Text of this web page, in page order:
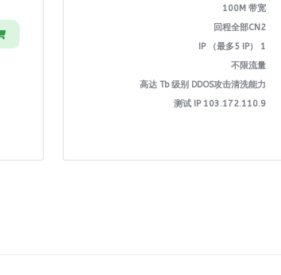
100M 带宽
回程全部CN2
1 IP （最多5 IP）
不限流量
高达 Tb 级别 DDOS攻击清洗能力
测试 IP 103.172.110.9